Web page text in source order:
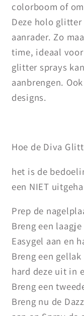
colorboom of
Deze holo
aanrader. Zo
time, ideaal
glitter sprays
aanbrengen.
designs.
Hoe de Diva
het is de
een NIET
Prep de
Breng een
Easygel aan en
Breng een
hard deze uit in
Breng een
Breng nu de